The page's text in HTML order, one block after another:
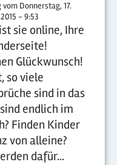
vom Donnerstag, 17.
- 9:53
sie online, Ihre
Glückwunsch!
so viele
sind in das
endlich im
Finden Kinder
von alleine?
dafür...